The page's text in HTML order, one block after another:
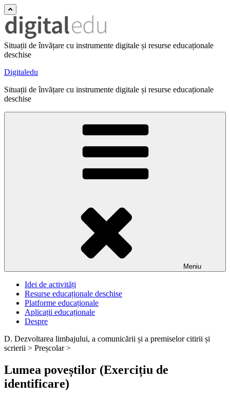
Situații de învățare cu instrumente digitale și resurse educaționale
deschise
Digitaledu
Situații de învățare cu instrumente digitale și resurse educaționale
deschise
Meniu
Idei de activități
Resurse educaționale deschise
Platforme educaționale
Aplicații educaționale
Despre
D. Dezvoltarea limbajului, a comunicării și a premiselor citirii și
scrierii > Preșcolar >
Lumea poveștilor (Exercițiu de
identificare)